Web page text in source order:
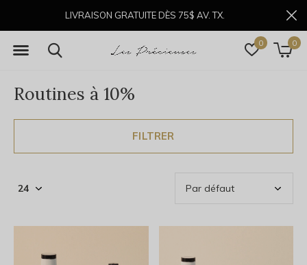
0 0
LIVRAISON GRATUITE DÈS 75$ AV. TX.
Routines à 10%
FILTRER